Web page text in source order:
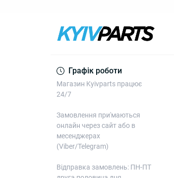
Графік роботи
Магазин Kyivparts працює
24/7
Замовлення при'маються
онлайн через сайт або в
месенджерах
(Viber/Telegram)
Відправка замовлень: ПН-ПТ